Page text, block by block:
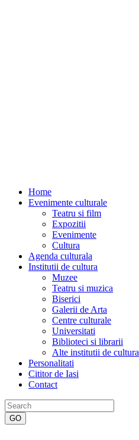
Home
Evenimente culturale
Teatru si film
Expozitii
Evenimente
Cultura
Agenda culturala
Institutii de cultura
Muzee
Teatru si muzica
Biserici
Galerii de Arta
Centre culturale
Universitati
Biblioteci si librarii
Alte institutii de cultura
Personalitati
Cititor de Iasi
Contact